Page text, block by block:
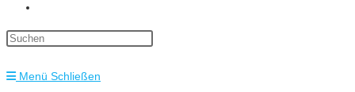
umschalten
Menü Schließen